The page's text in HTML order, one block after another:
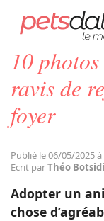
PETS DATING
10
ravis de
foyer
Publié le 06/05/2025
Ecrit parThéo
Adopter un
chose